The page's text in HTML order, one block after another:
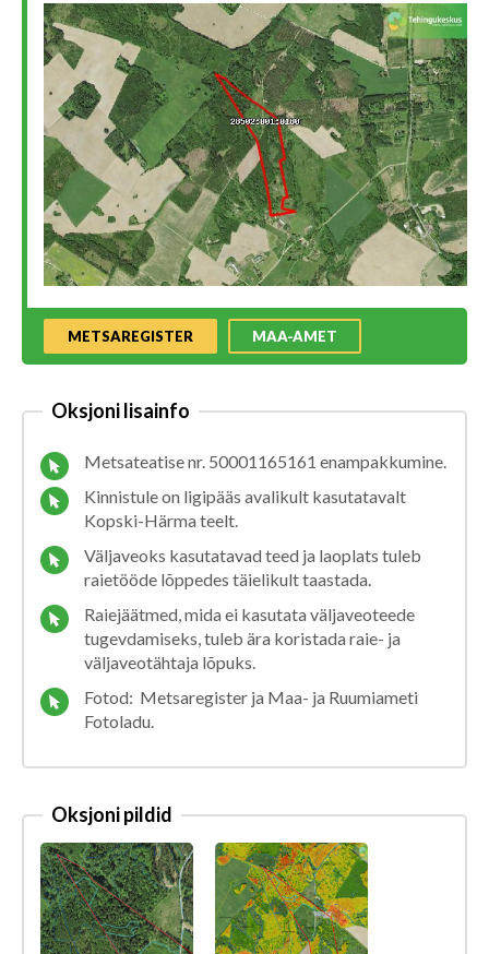
METSAREGISTER MAA-AMET
Oksjoni lisainfo
Metsateatise nr. 50001165161 enampakkumine.
Kinnistule on ligipääs avalikult kasutatavalt
Kopski-Härma teelt.
Väljaveoks kasutatavad teed ja laoplats tuleb
raietööde lõppedes täielikult taastada.
Raiejäätmed, mida ei kasutata väljaveoteede
tugevdamiseks, tuleb ära koristada raie- ja
väljaveotähtaja lõpuks.
Fotod: Metsaregister ja Maa- ja Ruumiameti
Fotoladu.
Oksjoni pildid